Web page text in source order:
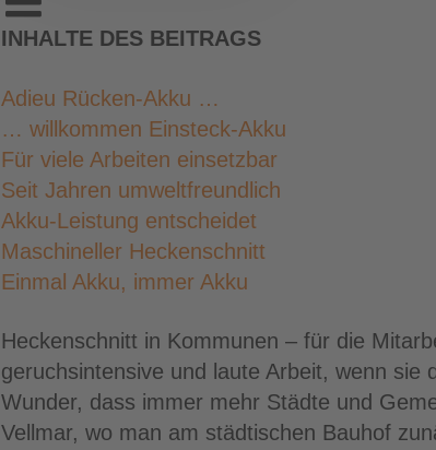
INHALTE DES BEITRAGS
Adieu Rücken-Akku …
… willkommen Einsteck-Akku
Für viele Arbeiten einsetzbar
Seit Jahren umweltfreundlich
Akku-Leistung entscheidet
Maschineller Heckenschnitt
Einmal Akku, immer Akku
Heckenschnitt in Kommunen – für die
geruchsintensive und laute Arbeit, wenn
Wunder, dass immer mehr Städte und
Vellmar, wo man am städtischen Bauhof